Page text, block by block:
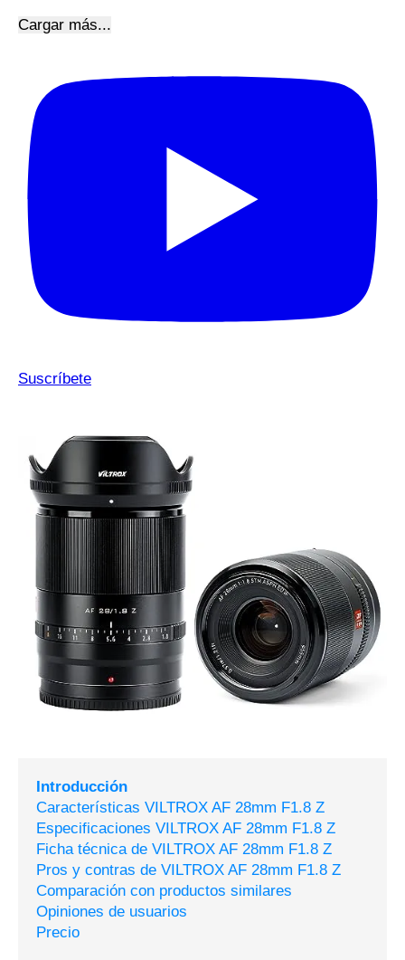
Cargar más...
Suscríbete
Introducción
Características VILTROX AF 28mm F1.8 Z
Especificaciones VILTROX AF 28mm F1.8 Z
Ficha técnica de VILTROX AF 28mm F1.8 Z
Pros y contras de VILTROX AF 28mm F1.8 Z
Comparación con productos similares
Opiniones de usuarios
Precio